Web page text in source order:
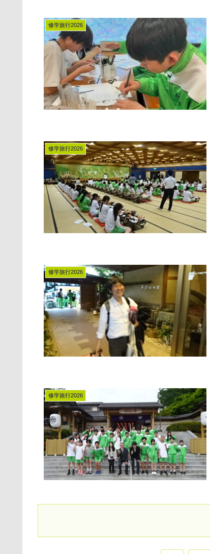
修学旅行2026
修学旅行2026
修学旅行2026
修学旅行2026